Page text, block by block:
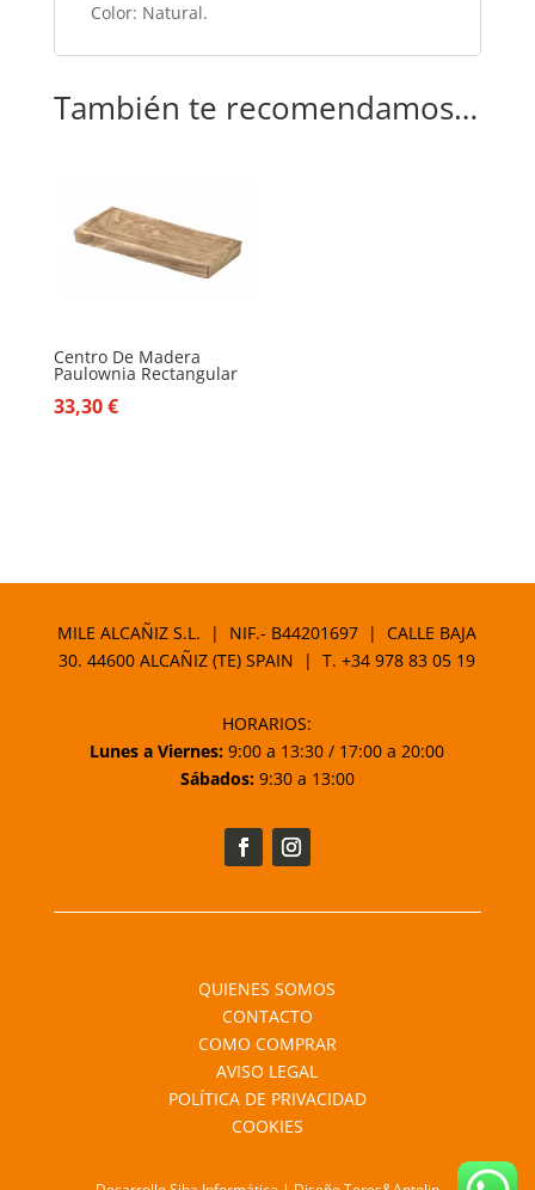
Color: Natural.
También te recomendamos…
Centro De Madera
Paulownia Rectangular
33,30€
MILE ALCAÑIZ S.L. | NIF.- B44201697 | CALLE BAJA
30. 44600 ALCAÑIZ (TE) SPAIN | T.+34 978 83 05 19
HORARIOS:
Lunes a Viernes: 9:00 a 13:30 / 17:00 a 20:00
Sábados:9:30 a 13:00
QUIENES SOMOS
CONTACTO
COMO COMPRAR
AVISO LEGAL
POLÍTICA DE PRIVACIDAD
COOKIES